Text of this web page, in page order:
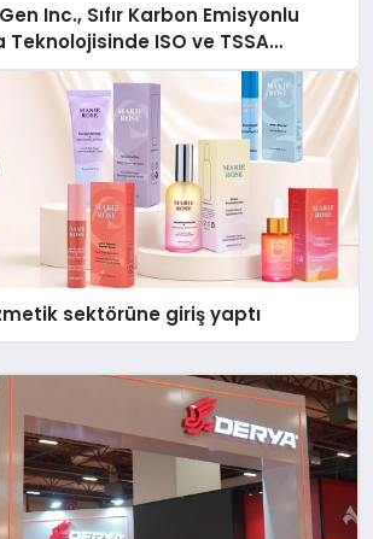
Inc., Sıfır Karbon Emisyonlu
Teknolojisinde ISO ve TSSA
Aldı
sektörüne giriş yaptı